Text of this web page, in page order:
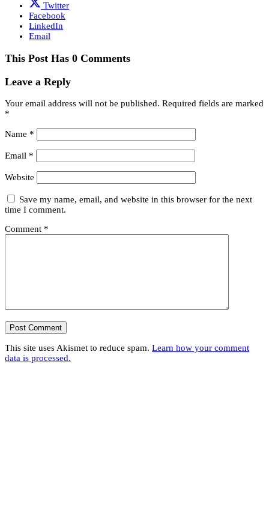
Twitter
Facebook
LinkedIn
Email
This Post Has 0 Comments
Leave a Reply
Your email address will not be published. Required fields are marked
*
Name *
Email *
Website
Save my name, email, and website in this browser for the next
time I comment.
Comment *
This site uses Akismet to reduce spam. Learn how your comment
data is processed.